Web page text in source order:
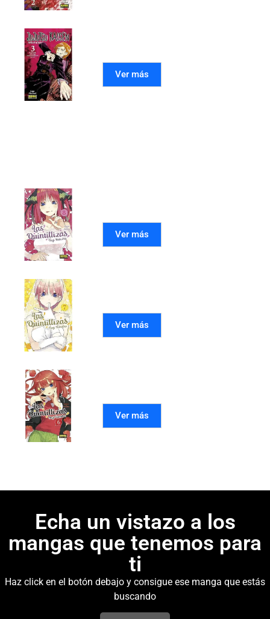
Ver más
Ver más
Ver más
Ver más
Echa un vistazo a los
mangas que tenemos para
ti
Haz click en el botón debajo y consigue ese manga que estás
buscando